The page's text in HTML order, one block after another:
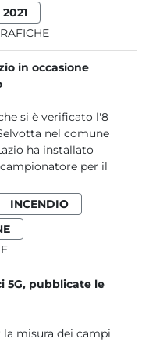
2021
in occasione
si è verificato l'8
nel comune
ha installato
per il
INCENDIO
5G, pubblicate le
la misura dei campi